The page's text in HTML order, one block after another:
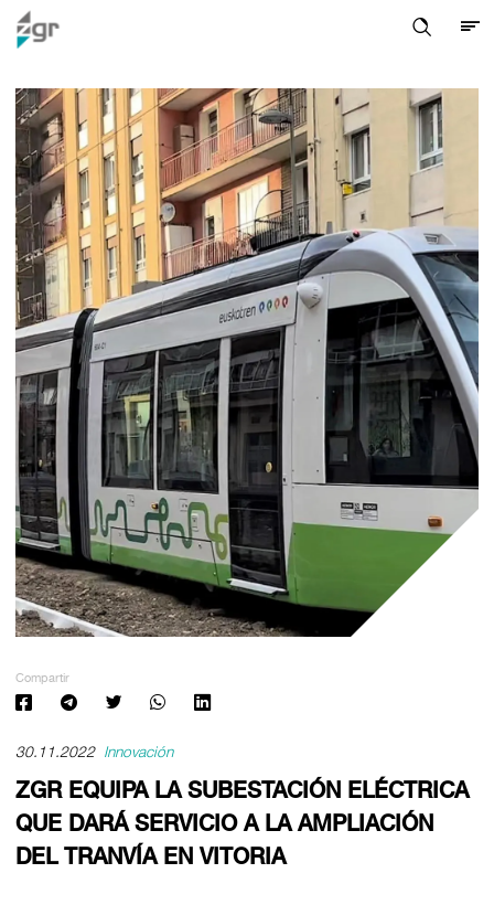
Compartir
30.11.2022 Innovación
ZGR EQUIPA LA SUBESTACIÓN ELÉCTRICA
QUE DARÁ SERVICIO A LA AMPLIACIÓN
DEL TRANVÍA EN VITORIA